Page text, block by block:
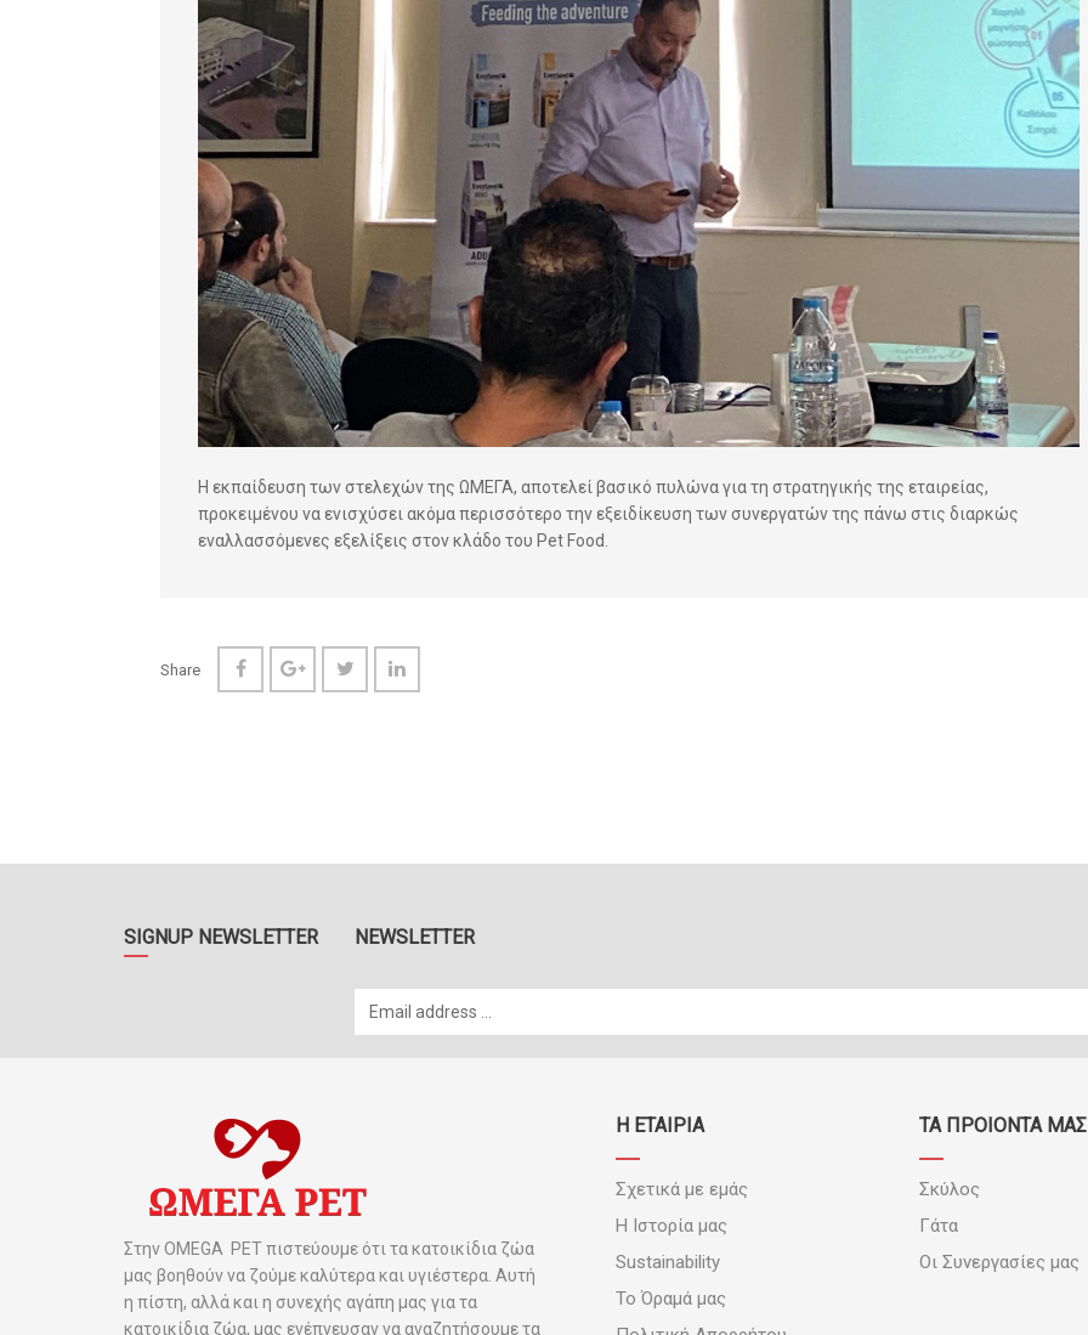
Η εκπαίδευση των στελεχών της ΩΜΕΓΑ, αποτελεί βασικό πυλώνα για τη στρατηγικής της εταιρείας,
προκειμένου να ενισχύσει ακόμα περισσότερο την εξειδίκευση των συνεργατών της πάνω στις διαρκώς
εναλλασσόμενες εξελίξεις στον κλάδο του Pet Food.
Share
SIGNUP NEWSLETTER NEWSLETTER
Στην OMEGA PET πιστεύουμε ότι τα κατοικίδια ζώα
μας βοηθούν να ζούμε καλύτερα και υγιέστερα. Αυτή
η πίστη, αλλά και η συνεχής αγάπη μας για τα
κατοικίδια ζώα, μας ενέπνευσαν να αναζητήσουμε τα
Η ΕΤΑΙΡΙΑ
Σχετικά με εμάς
Η Ιστορία μας
Sustainability
Το Όραμά μας
ΤΑ ΠΡΟΪΟΝΤΑ ΜΑΣ
Σκύλος
Γάτα
Οι Συνεργασίες μας